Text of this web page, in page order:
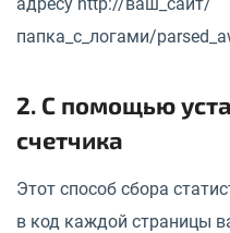
папка_с_логами/
2. С помощью
счетчика
Этот способ сбора
в код каждой страницы